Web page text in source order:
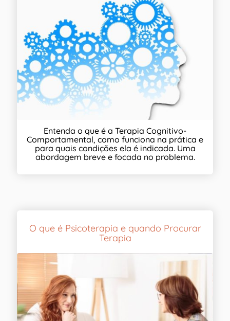
Entenda o que é a Terapia Cognitivo-
Comportamental, como funciona na prática e
para quais condições ela é indicada. Uma
abordagem breve e focada no problema.
O que é Psicoterapia e quando Procurar
Terapia